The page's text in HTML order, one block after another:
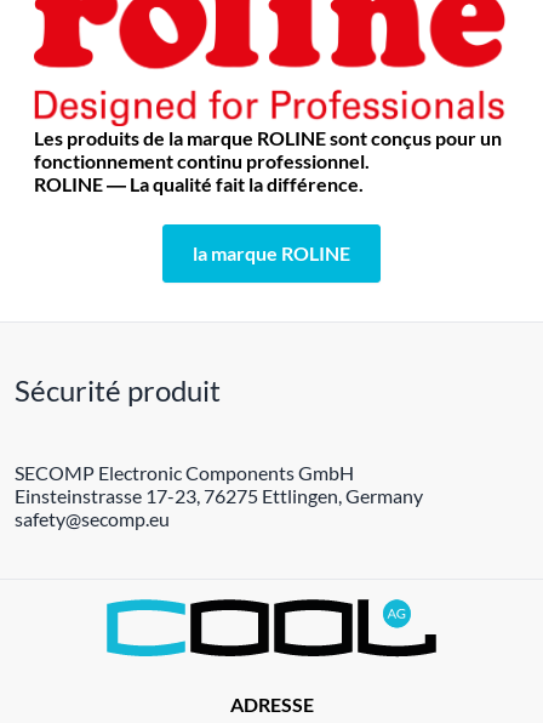
Les produits de la marque ROLINE sont conçus pour un
fonctionnement continu professionnel.
ROLINE ― La qualité fait la différence.
la marque ROLINE
Sécurité produit
SECOMP Electronic Components GmbH
Einsteinstrasse 17-23, 76275 Ettlingen, Germany
safety@secomp.eu
ADRESSE